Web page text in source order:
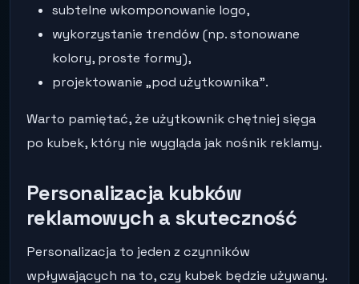
subtelne wkomponowanie logo,
wykorzystanie trendów (np. stonowane
kolory, proste formy),
projektowanie „pod użytkownika”.
Warto pamiętać, że użytkownik chętniej sięga
po kubek, który nie wygląda jak nośnik reklamy.
Personalizacja kubków
reklamowych a skuteczność
Personalizacja to jeden z czynników
wpływających na to, czy kubek będzie używany.